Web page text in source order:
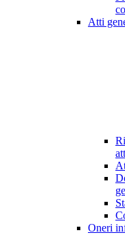
Atti
Oneri